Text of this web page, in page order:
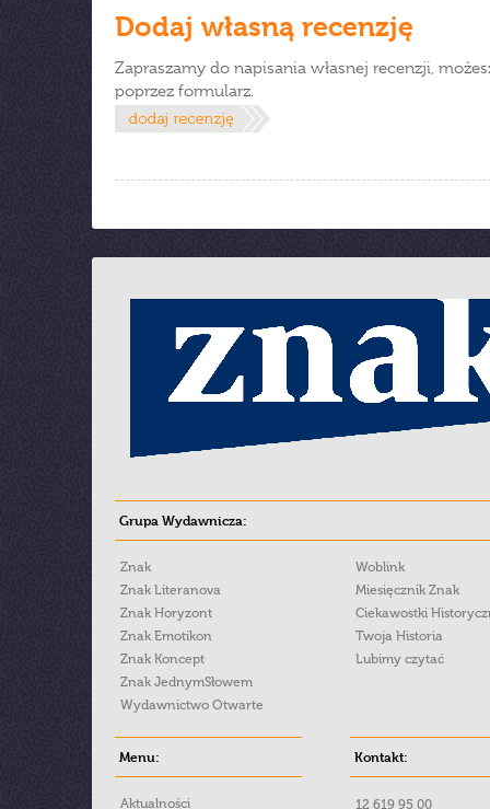
Dodaj własną recenzję
Zapraszamy do napisania własnej recenzji,
poprzez formularz.
Grupa Wydawnicza:
Znak
Znak Literanova
Znak Horyzont
Znak Emotikon
Znak Koncept
Znak JednymSłowem
Wydawnictwo Otwarte
Woblink
Miesięcznik Znak
Ciekawostki
Twoja Historia
Lubimy czytać
Menu:
Aktualności
Kontakt:
12 619 95 00